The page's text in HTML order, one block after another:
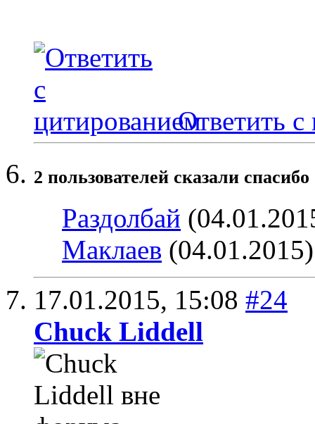
Ответить с
2 пользователей сказали
Раздолбай
Маклаев (04.01.2015)
17.01.2015, 15:08 #24
Chuck Liddell